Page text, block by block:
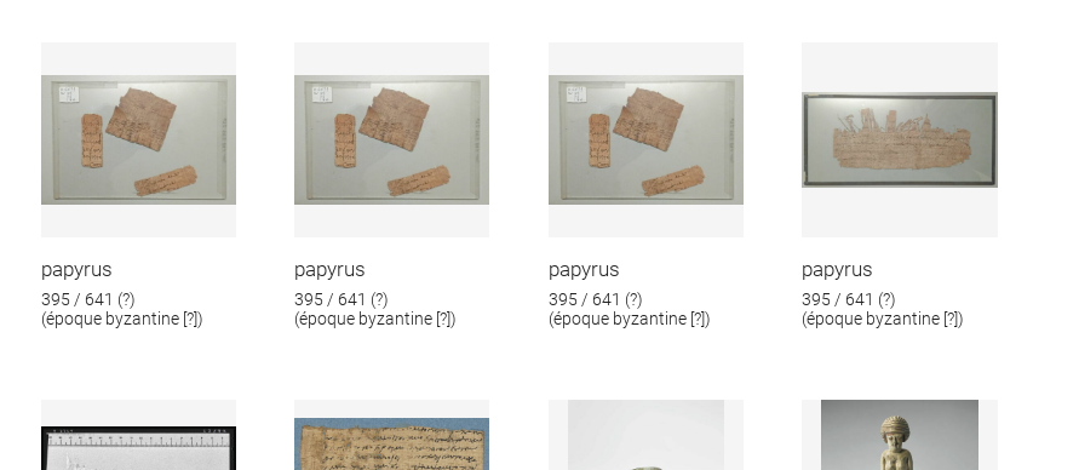
papyrus
395 / 641 (?)
(époque byzantine [?])
papyrus
395 / 641 (?)
(époque byzantine [?])
papyrus
395 / 641 (?)
(époque byzantine [?])
papyrus
395 / 641 (?)
(époque byzantine [?])